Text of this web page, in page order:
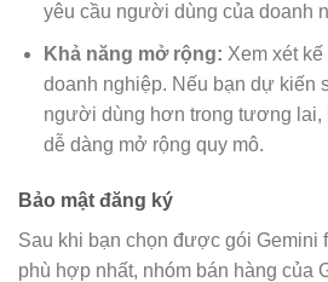
yêu cầu người dùng của doanh
Khả năng mở rộng: Xem xét
doanh nghiệp. Nếu bạn dự kiến
người dùng hơn trong tương lai,
dễ dàng mở rộng quy mô.
Bảo mật đăng ký
Sau khi bạn chọn được gói Gemini
phù hợp nhất, nhóm bán hàng của